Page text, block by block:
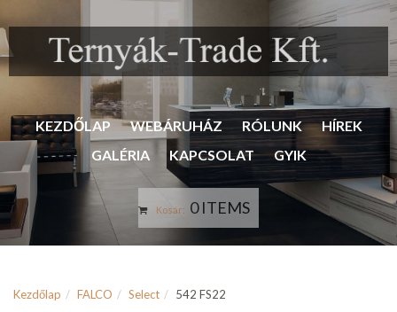
KEZDŐLAP WEBÁRUHÁZ RÓLUNK
HÍREK
GALÉRIA
KAPCSOLAT GYIK
Kosár: 0 ITEMS
Kezdőlap FALCO Select 542 FS22